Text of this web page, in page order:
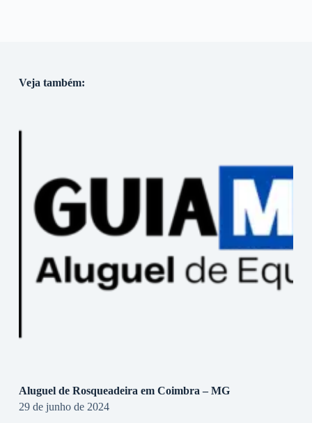
Veja também:
Aluguel de Rosqueadeira em Coimbra – MG
29 de junho de 2024